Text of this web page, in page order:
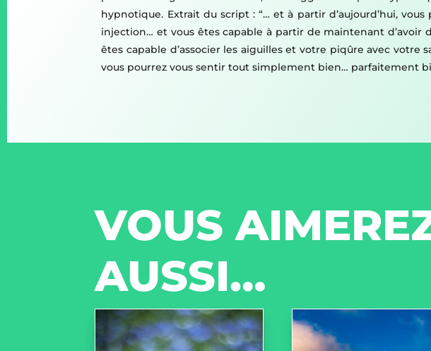
hypnotique. Extrait du script : “… et à partir d’aujourd’hui,
injection… et vous êtes capable à partir de maintenant
êtes capable d’associer les aiguilles et votre piqûre avec
vous pourrez vous sentir tout simplement bien… parfaitement
VOUS
AUSSI…